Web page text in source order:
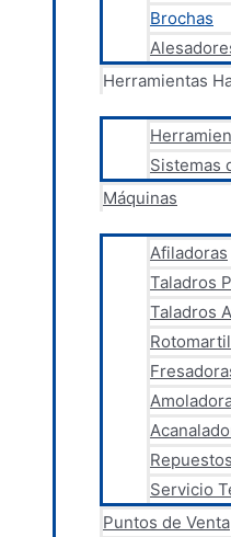
Brochas
Herramientas
Sistemas
Máquinas
Afiladoras
Taladros
Taladros
Servicio
Puntos de Venta